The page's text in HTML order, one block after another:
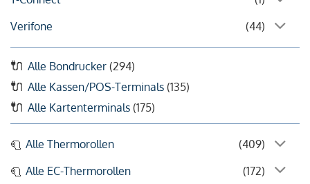
Verifone
(44)
Alle Bondrucker (294)
Alle Kassen/POS-Terminals (135)
Alle Kartenterminals (175)
Alle Thermorollen
(409)
Alle EC-Thermorollen
(172)